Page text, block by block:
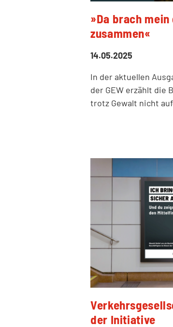
»Da brach
zusammen«
14.05.2025
In der aktuellen
der GEW erzählt die
trotz Gewalt nicht
der Initiative